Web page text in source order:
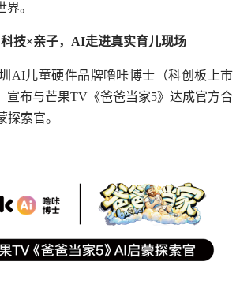
。
技×亲子，AI走进真实育儿现场
AI儿童硬件品牌噜咔博士（科创板上市
宣布与芒果TV《爸爸当家5》达成官方合
索官。